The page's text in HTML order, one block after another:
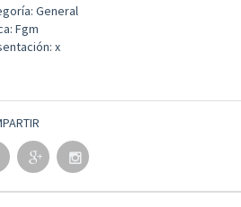
General
Fgm
x